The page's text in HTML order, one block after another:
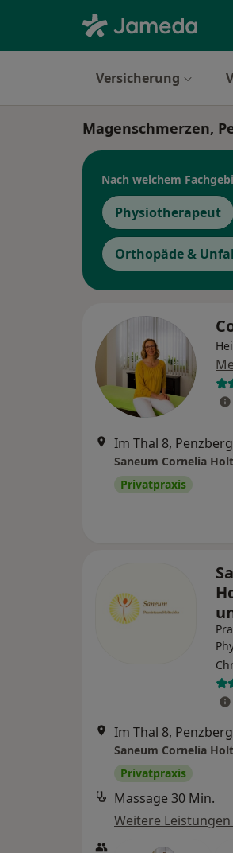
Versicherung
Magenschmerzen,
Nach welchem
Physiotherapeut
Orthopäde &
Im Thal 8, Penzberg
Privatpraxis
Im Thal 8, Penzberg
Privatpraxis
Massage 30 Min.
Weitere